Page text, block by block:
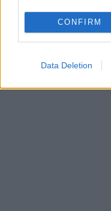
CONFIRM
Data Deletion